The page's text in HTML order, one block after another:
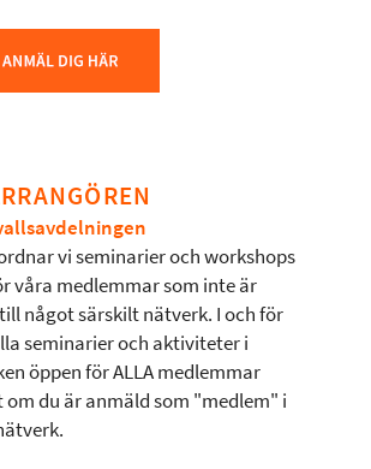
vi seminarier och workshops
våra medlemmar som inte är
något särskilt nätverk. I och för
seminarier och aktiviteter i
öppen för ALLA medlemmar
om du är anmäld som "medlem" i